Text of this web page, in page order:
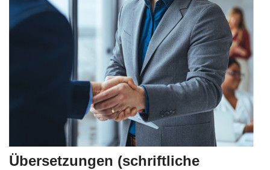
Übersetzungen (schriftliche